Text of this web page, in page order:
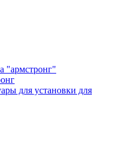
"армстронг"
для установки для